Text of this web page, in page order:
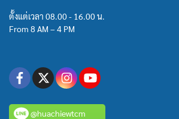
ตั้งแต่เวลา 08.00 - 16.00 น.
From 8 AM – 4 PM
@huachiewtcm